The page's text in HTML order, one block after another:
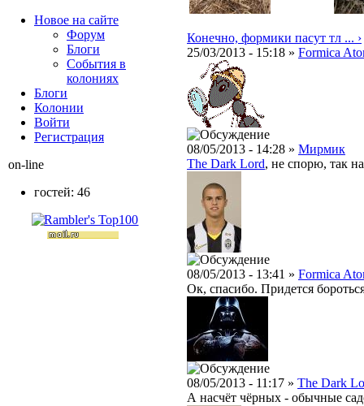
Конечно, формики пасут тл ... ›
25/03/2013 - 15:18 » Formica
08/05/2013 - 14:28 » Мирмик
The Dark Lord, не спорю, так
08/05/2013 - 13:41 » Formica
Ок, спасибо. Придется
08/05/2013 - 11:17 » The Dark
А насчёт чёрных - обычные
Новое на сайте
Форум
Блоги
События в
колониях
Блоги
Колонии
Войти
Peгиcтpaция
on-line
гостей: 46